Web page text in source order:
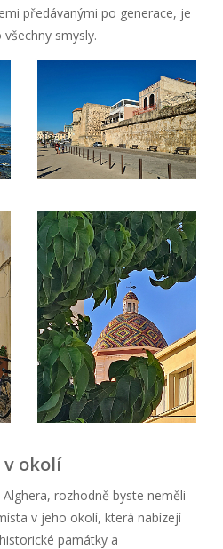
předávanými po generace, je
smysly.
v okolí
rozhodně byste neměli
v jeho okolí, která nabízejí
památky a